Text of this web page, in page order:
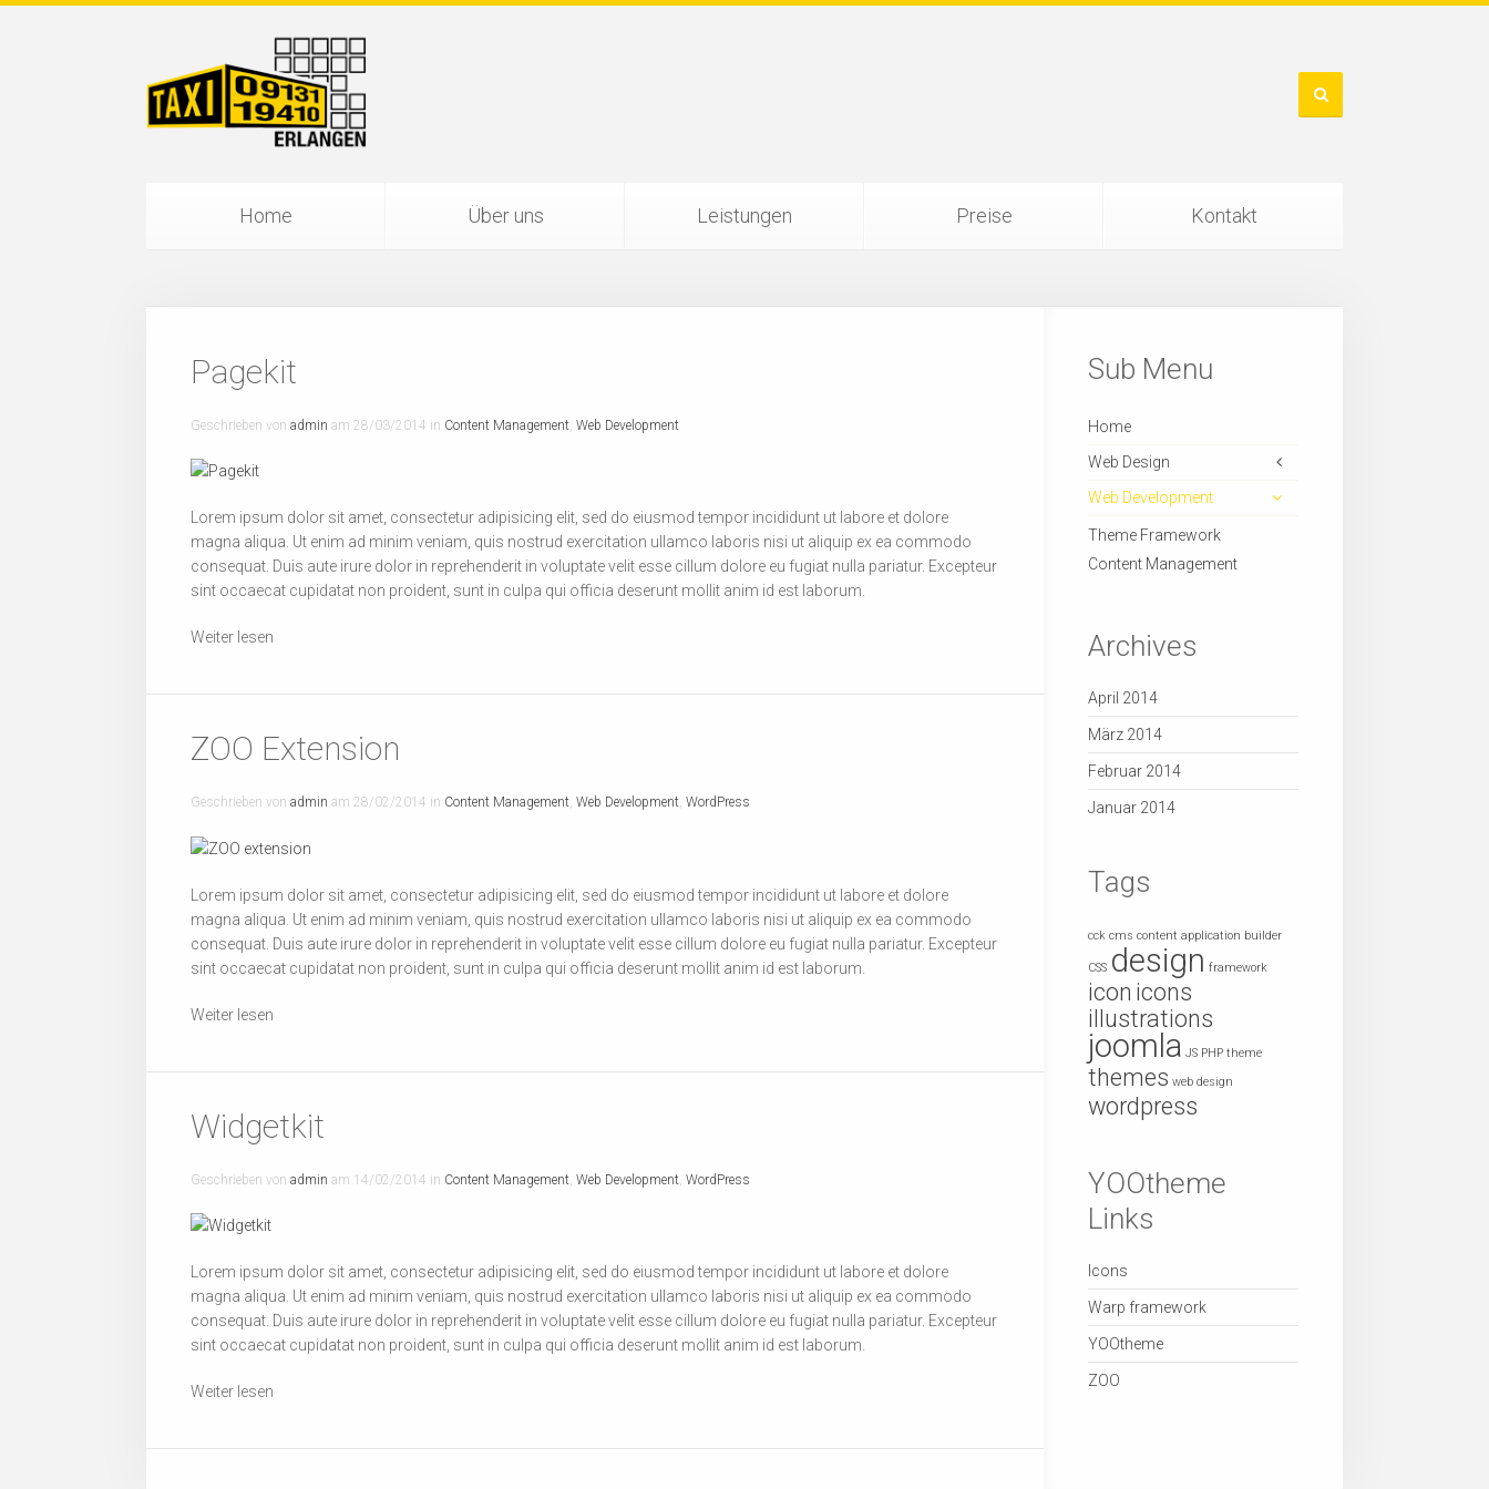
Home Über uns Leistungen Preise Kontakt
Pagekit
Geschrieben von admin am 28/03/2014 in Content Management, Web Development
Lorem ipsum dolor sit amet, consectetur adipisicing elit, sed do eiusmod tempor incididunt ut labore et dolore
magna aliqua. Ut enim ad minim veniam, quis nostrud exercitation ullamco laboris nisi ut aliquip ex ea commodo
consequat. Duis aute irure dolor in reprehenderit in voluptate velit esse cillum dolore eu fugiat nulla pariatur. Excepteur
sint occaecat cupidatat non proident, sunt in culpa qui officia deserunt mollit anim id est laborum.
Weiter lesen
ZOO Extension
Geschrieben von admin am 28/02/2014 in Content Management, Web Development, WordPress
Lorem ipsum dolor sit amet, consectetur adipisicing elit, sed do eiusmod tempor incididunt ut labore et dolore
magna aliqua. Ut enim ad minim veniam, quis nostrud exercitation ullamco laboris nisi ut aliquip ex ea commodo
consequat. Duis aute irure dolor in reprehenderit in voluptate velit esse cillum dolore eu fugiat nulla pariatur. Excepteur
sint occaecat cupidatat non proident, sunt in culpa qui officia deserunt mollit anim id est laborum.
Weiter lesen
Widgetkit
Geschrieben von admin am 14/02/2014 in Content Management Web Development WordPress
Lorem ipsum dolor sit amet, consectetur adipisicing elit, sed do eiusmod tempor incididunt ut labore et dolore
magna aliqua. Ut enim ad minim veniam, quis nostrud exercitation ullamco laboris nisi ut aliquip ex ea commodo
consequat. Duis aute irure dolor in reprehenderit in voluptate velit esse cillum dolore eu fugiat nulla pariatur. Excepteur
sint occaecat cupidatat non proident, sunt in culpa qui officia deserunt mollit anim id est laborum.
Weiter lesen
Sub Menu
Home
Web Design
Web Development
Theme Framework
Content Management
Archives
April 2014
März 2014
Februar 2014
Januar 2014
Tags
cck cms content application builder
CSS design framework
icon icons
illustrations
joomla JS PHP theme
themes web design
wordpress
YOOtheme
Links
Icons
Warp framework
YOOtheme
ZOO